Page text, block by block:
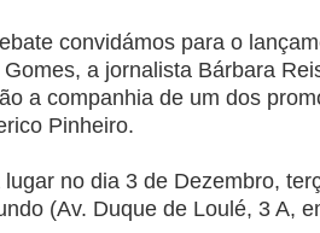
convidámos para o
a jornalista Bárbara
a companhia de um dos
Pinheiro.
no dia 3 de Dezembro,
(Av. Duque de Loulé, 3 A,